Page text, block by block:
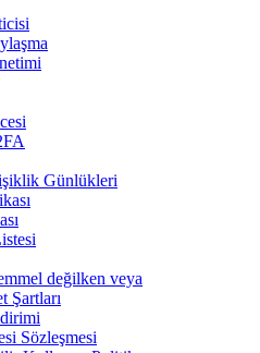
Günlükleri
değilken veya
Şartları
Sözleşmesi